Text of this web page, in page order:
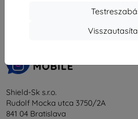
Shield-Sk s.r.o.
Rudolf Mocka utca 3750/2A
841 04 Bratislava